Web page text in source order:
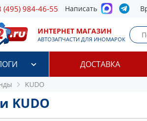
(495) 984-46-55 Написать
ИНТЕРНЕТ МАГАЗИН
АВТОЗАПЧАСТИ ДЛЯ ИНОМАРОК
ДОСТАВКА
KUDO
KUDO